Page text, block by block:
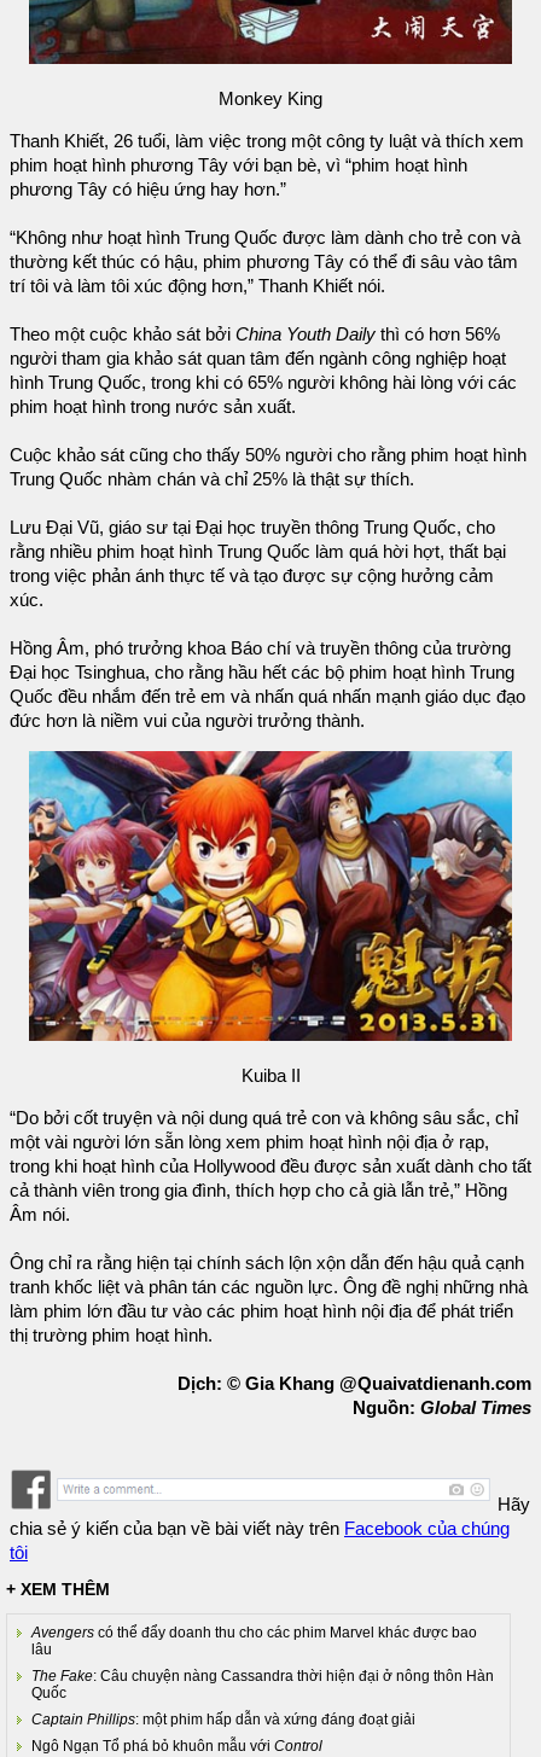
Monkey King
Thanh Khiết, 26 tuổi, làm việc trong một công ty luật và thích xem
phim hoạt hình phương Tây với bạn bè, vì “phim hoạt hình
phương Tây có hiệu ứng hay hơn.”
“Không như hoạt hình Trung Quốc được làm dành cho trẻ con và
thường kết thúc có hậu, phim phương Tây có thể đi sâu vào tâm
trí tôi và làm tôi xúc động hơn,” Thanh Khiết nói.
Theo một cuộc khảo sát bởi China Youth Daily thì có hơn 56%
người tham gia khảo sát quan tâm đến ngành công nghiệp hoạt
hình Trung Quốc, trong khi có 65% người không hài lòng với các
phim hoạt hình trong nước sản xuất.
Cuộc khảo sát cũng cho thấy 50% người cho rằng phim hoạt hình
Trung Quốc nhàm chán và chỉ 25% là thật sự thích.
Lưu Đại Vũ, giáo sư tại Đại học truyền thông Trung Quốc, cho
rằng nhiều phim hoạt hình Trung Quốc làm quá hời hợt, thất bại
trong việc phản ánh thực tế và tạo được sự cộng hưởng cảm
xúc.
Hồng Âm, phó trưởng khoa Báo chí và truyền thông của trường
Đại học Tsinghua, cho rằng hầu hết các bộ phim hoạt hình Trung
Quốc đều nhắm đến trẻ em và nhấn quá nhấn mạnh giáo dục đạo
đức hơn là niềm vui của người trưởng thành.
Kuiba II
“Do bởi cốt truyện và nội dung quá trẻ con và không sâu sắc, chỉ
một vài người lớn sẵn lòng xem phim hoạt hình nội địa ở rạp,
trong khi hoạt hình của Hollywood đều được sản xuất dành cho tất
cả thành viên trong gia đình, thích hợp cho cả già lẫn trẻ,” Hồng
Âm nói.
Ông chỉ ra rằng hiện tại chính sách lộn xộn dẫn đến hậu quả cạnh
tranh khốc liệt và phân tán các nguồn lực. Ông đề nghị những nhà
làm phim lớn đầu tư vào các phim hoạt hình nội địa để phát triển
thị trường phim hoạt hình.
Dịch: © Gia Khang @Quaivatdienanh.com
Nguồn: Global Times
Hãy
chia sẻ ý kiến của bạn về bài viết này trên Facebook của chúng
tôi
+ XEM THÊM
Avengers có thể đẩy doanh thu cho các phim Marvel khác được bao
lâu
The Fake: Câu chuyện nàng Cassandra thời hiện đại ở nông thôn Hàn
Quốc
Captain Phillips: một phim hấp dẫn và xứng đáng đoạt giải
Ngô Ngạn Tổ phá bỏ khuôn mẫu với Control